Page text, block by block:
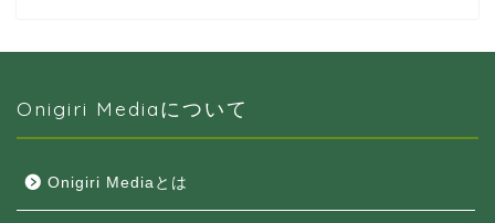
Onigiri Mediaについて
Onigiri Mediaとは